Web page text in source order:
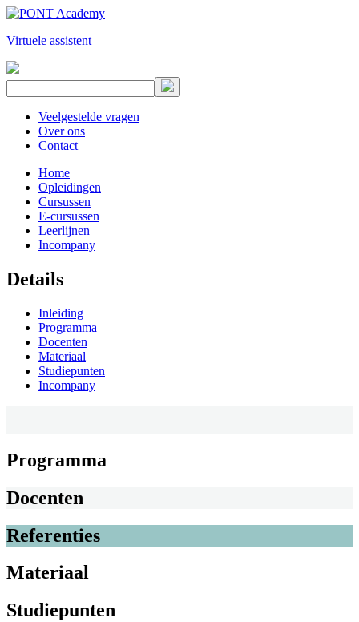
Virtuele assistent
Veelgestelde vragen
Over ons
Contact
Home
Opleidingen
Cursussen
E-cursussen
Leerlijnen
Incompany
Details
Inleiding
Programma
Docenten
Materiaal
Studiepunten
Incompany
Programma
Docenten
Referenties
Materiaal
Studiepunten